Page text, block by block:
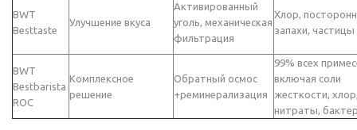
BWT
Besttaste
Улучшение вкуса
Активированный
уголь, механическая
фильтрация
Хлор,
запахи, частицы
BWT
Bestbarista
ROC
Комплексное
решение
Обратный осмос
+реминерализация
99% всех
включая соли
жесткости,
нитраты,